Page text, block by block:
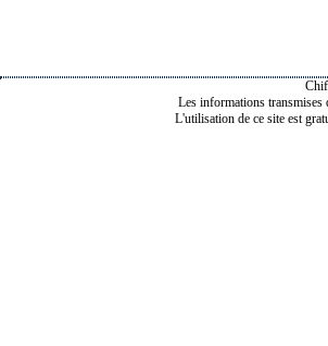
Les informations transmises
L'utilisation de ce site est